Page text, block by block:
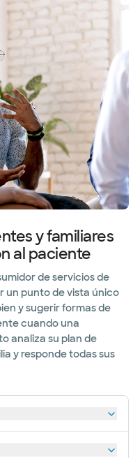
y familiares
al paciente
de servicios de
un punto de vista único
y sugerir formas de
cuando una
analiza su plan de
y responde todas sus